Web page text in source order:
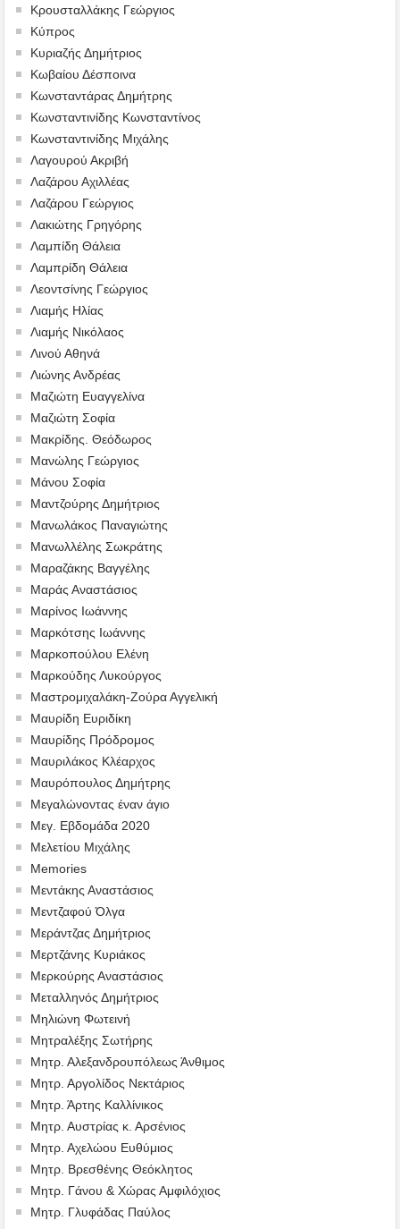
Κρουσταλλάκης Γεώργιος
Κύπρος
Κυριαζής Δημήτριος
Κωβαίου Δέσποινα
Κωνσταντάρας Δημήτρης
Κωνσταντινίδης Κωνσταντίνος
Κωνσταντινίδης Μιχάλης
Λαγουρού Ακριβή
Λαζάρου Αχιλλέας
Λαζάρου Γεώργιος
Λακιώτης Γρηγόρης
Λαμπίδη Θάλεια
Λαμπρίδη Θάλεια
Λεοντσίνης Γεώργιος
Λιαμής Ηλίας
Λιαμής Νικόλαος
Λινού Αθηνά
Λιώνης Ανδρέας
Μαζιώτη Ευαγγελίνα
Μαζιώτη Σοφία
Μακρίδης. Θεόδωρος
Μανώλης Γεώργιος
Μάνου Σοφία
Μαντζούρης Δημήτριος
Μανωλάκος Παναγιώτης
Μανωλλέλης Σωκράτης
Μαραζάκης Βαγγέλης
Μαράς Αναστάσιος
Μαρίνος Ιωάννης
Μαρκότσης Ιωάννης
Μαρκοπούλου Ελένη
Μαρκούδης Λυκούργος
Μαστρομιχαλάκη-Ζούρα Αγγελική
Μαυρίδη Ευριδίκη
Μαυρίδης Πρόδρομος
Μαυριλάκος Κλέαρχος
Μαυρόπουλος Δημήτρης
Μεγαλώνοντας έναν άγιο
Μεγ. Εβδομάδα 2020
Μελετίου Μιχάλης
Memories
Μεντάκης Αναστάσιος
Μεντζαφού Όλγα
Μεράντζας Δημήτριος
Μερτζάνης Κυριάκος
Μερκούρης Αναστάσιος
Μεταλληνός Δημήτριος
Mηλιώνη Φωτεινή
Μητραλέξης Σωτήρης
Μητρ. Αλεξανδρουπόλεως Άνθιμος
Μητρ. Αργολίδος Νεκτάριος
Μητρ. Άρτης Καλλίνικος
Μητρ. Αυστρίας κ. Αρσένιος
Μητρ. Αχελώου Ευθύμιος
Μητρ. Βρεσθένης Θεόκλητος
Μητρ. Γάνου & Χώρας Αμφιλόχιος
Μητρ. Γλυφάδας Παύλος